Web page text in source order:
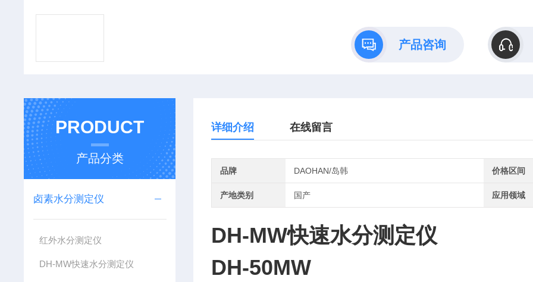
产品咨询
PRODUCT
产品分类
卤素水分测定仪
红外水分测定仪
DH-MW快速水分测定仪
详细介绍 在线留言
品牌 DAOHAN/岛韩 价格区间
产地类别 国产 应用领域
DH-MW快速水分测定仪
DH-50MW